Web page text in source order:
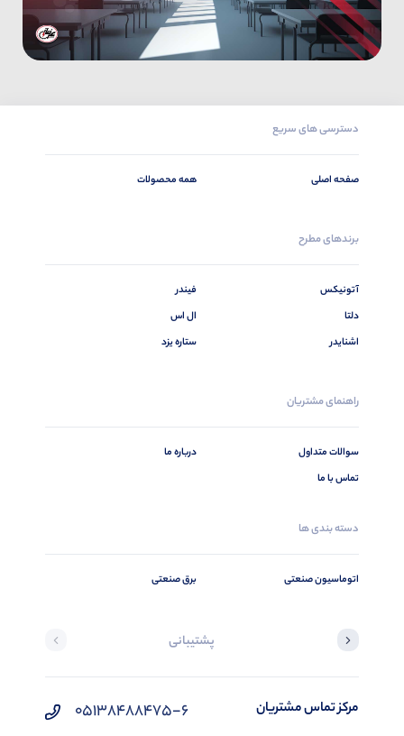
دسترسی های سریع
صفحه اصلی همه محصولات
برندهای مطرح
آتونیکس
دلتا
اشنایدر
فیندر
ال اس
ستاره یزد
راهنمای مشتریان
سوالات متداول
تماس با ما
درباره ما
دسته بندی ها
اتوماسیون صنعتی برق صنعتی
پشتیبانی
مرکز تماس مشتریان 05138488475-6